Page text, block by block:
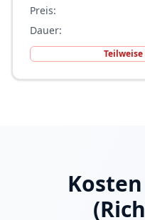
Preis:
Dauer: